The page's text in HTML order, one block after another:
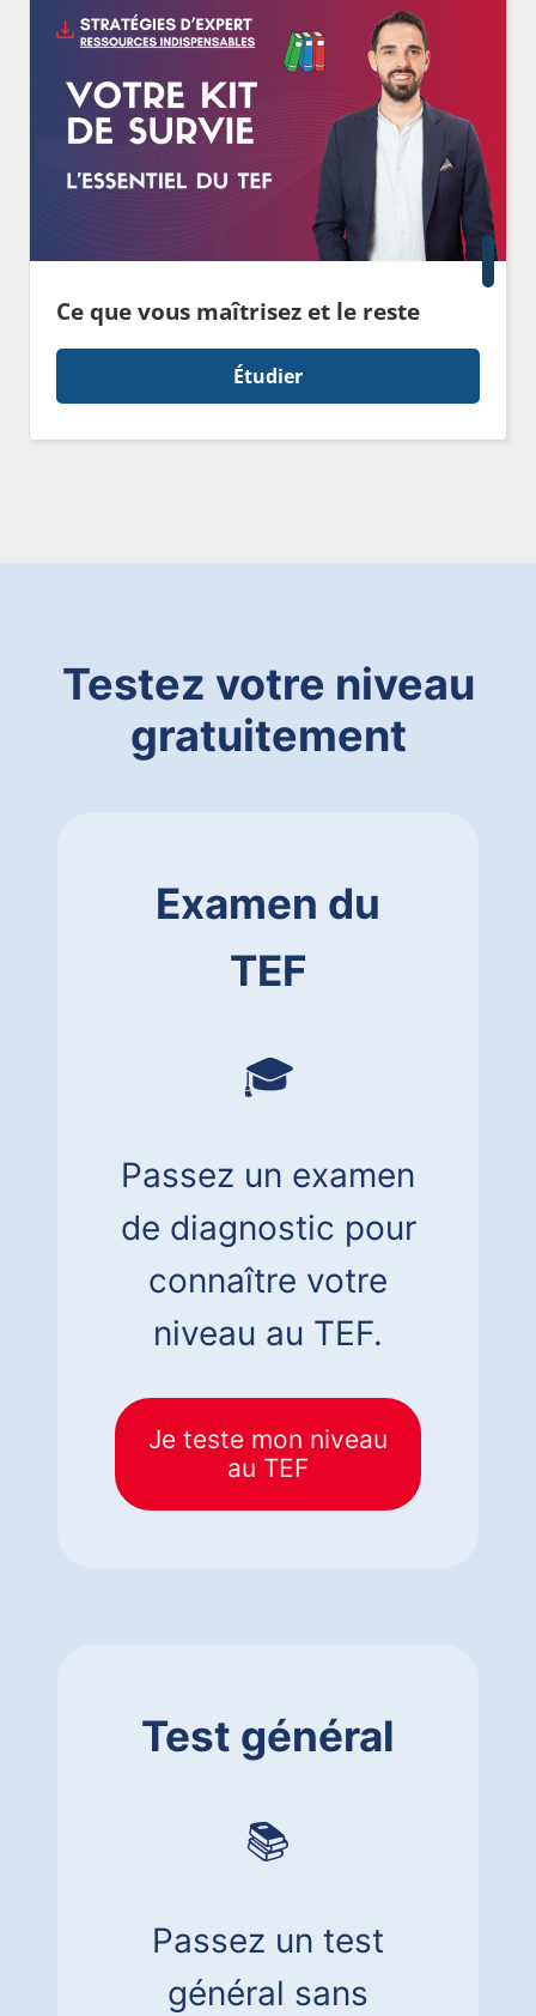
Ce que vous maîtrisez et le reste
Étudier
Testez votre niveau
gratuitement
Examen du
TEF
🎓
Passez un examen
de diagnostic pour
connaître votre
niveau au TEF.
Je teste mon niveau
au TEF
Test général
📚
Passez un test
général sans